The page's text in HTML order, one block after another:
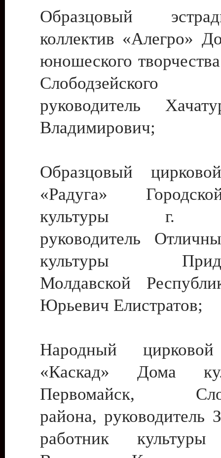
Образцовый
коллектив «Алегро»
юношеского
руководитель
Владимирович;
Образцовый
«Радуга»
культуры г.
руководитель
культуры
Молдавской
Юрьевич Елистратов;
Народный цирковой
«Каскад» Дома
Первомайск,
района, руководитель
работник культуры